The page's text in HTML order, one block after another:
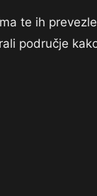
te ih
područje